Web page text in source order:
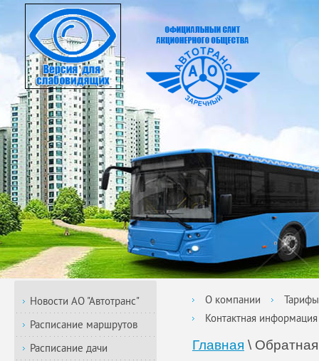
О компании
Тарифы
Контактная информация
Главная \ Обратная
Новости АО "Автотранс"
Расписание маршрутов
Расписание дачи